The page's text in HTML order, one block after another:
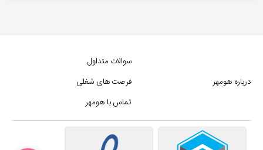
درباره هومهر
سوالات متداول
فرصت های شغلی
تماس با هومهر